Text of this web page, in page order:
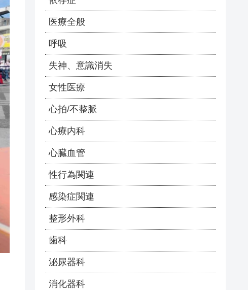
医療全般
呼吸
失神、意識消失
女性医療
心拍/不整脈
心療内科
心臓血管
性行為関連
感染症関連
整形外科
歯科
泌尿器科
消化器科